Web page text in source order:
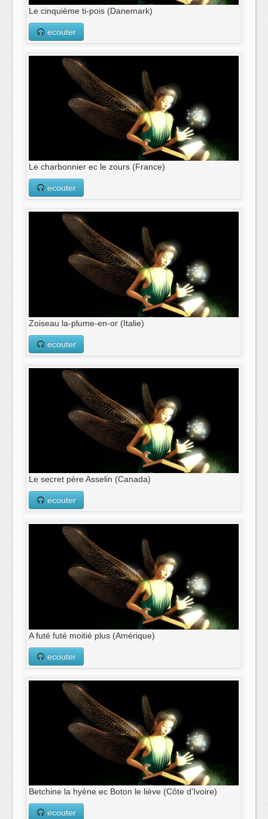
Le cinquième ti-pois (Danemark)
ecouter
Le charbonnier ec le zours (France)
ecouter
Zoiseau la-plume-en-or (Italie)
ecouter
Le secret père Asselin (Canada)
ecouter
A futé futé moitié plus (Amérique)
ecouter
Betchine la hyène ec Boton le liève (Côte d'Ivoire)
ecouter